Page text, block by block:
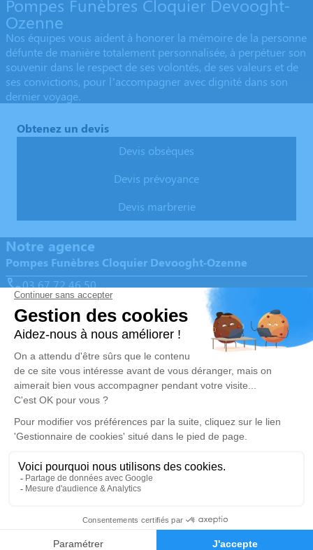
Pompes Funèbres Cloquier Devooght-
Ozenne
Nos équipes vous aident à honorer la mémoire de la personne
défunte de manière totalement personnalisée, à perpétuer son
souvenir dans le respect de ses volontés, de ses valeurs et de
ses convictions, pour l’accompagner avec dignité dans son
dernier voyage.
Obtenez un devis
Devis obsèques
Devis prévoyance
Devis marbrerie
Notre agence
Pompes Funèbres Cloquier Devooght-Ozenne
03 67 72 46 50
pfcloquier@gmail.com
199, Rue Cagny - 80080 - Amiens
4.7/5 - 260 avis
Nos Services
Organiser des obsèques
Monuments funéraires
Services aux familles
Liens utiles
Avis de décès
Demande de rendez-vous en
Nos réseaux sociaux
Politique de traitement des données personnelles
Politique d’utilisation des cookies
Zone d'intervention
Réalisation et référencement par